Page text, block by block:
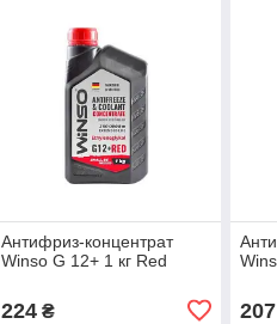
Антифриз-концентрат
Winso G 12+ 1 кг Red
224₴ 207